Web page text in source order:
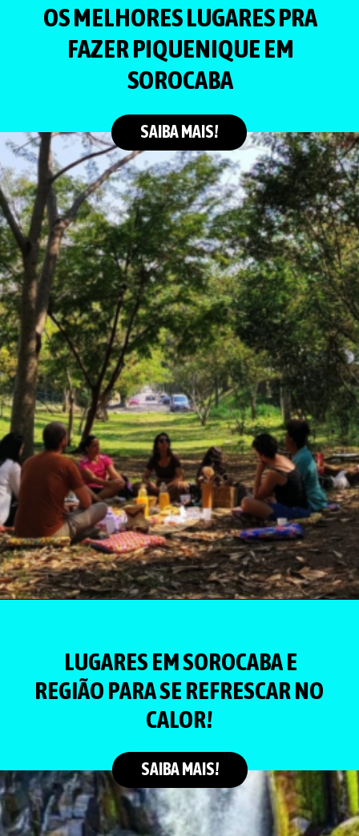
OS MELHORES LUGARES PRA
FAZER PIQUENIQUE EM
SOROCABA
SAIBA MAIS!
LUGARES EM SOROCABA E
REGIÃO PARA SE REFRESCAR NO
CALOR!
SAIBA MAIS!